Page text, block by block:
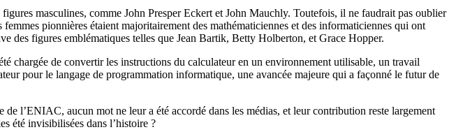
masculines, comme John Presper Eckert et John Mauchly. Toutefois, il ne faudrait pas oublier
pionnières étaient majoritairement des mathématiciennes et des informaticiennes qui ont
des figures emblématiques telles que Jean Bartik, Betty Holberton, et Grace Hopper.
chargée de convertir les instructions du calculateur en un environnement utilisable, un travail
pour le langage de programmation informatique, une avancée majeure qui a façonné le futur de
l’ENIAC, aucun mot ne leur a été accordé dans les médias, et leur contribution reste largement
été invisibilisées dans l’histoire ?